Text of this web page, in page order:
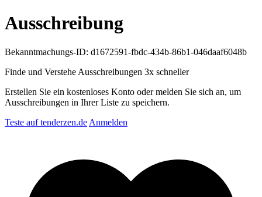
Ausschreibung
Bekanntmachungs-ID: d1672591-fbdc-434b-86b1-046daaf6048b
Finde und Verstehe Ausschreibungen 3x schneller
Erstellen Sie ein kostenloses Konto oder melden Sie sich an, um
Ausschreibungen in Ihrer Liste zu speichern.
Teste auf tenderzen.de Anmelden